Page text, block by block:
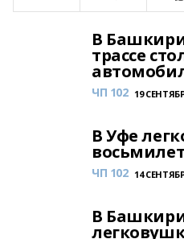
В
трассе
ЧП 102 19
В Уфе
ЧП 102 14
В